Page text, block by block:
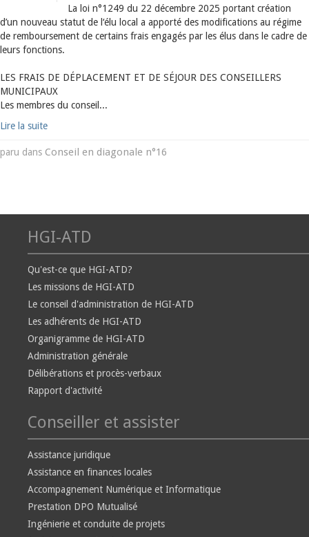
La loi n°1249 du 22 décembre 2025 portant création
d’un nouveau statut de l‘élu local a apporté des modifications au régime
de remboursement de certains frais engagés par les élus dans le cadre de
leurs fonctions.
LES FRAIS DE DÉPLACEMENT ET DE SÉJOUR DES CONSEILLERS
MUNICIPAUX
Les membres du conseil...
Lire la suite
paru dans Conseil en diagonale n°16
HGI-ATD
Qu'est-ce que HGI-ATD?
Les missions de HGI-ATD
Le conseil d'administration de HGI-ATD
Les adhérents de HGI-ATD
Organigramme de HGI-ATD
Administration générale
Délibérations et procès-verbaux
Rapport d'activité
Conseiller et assister
Assistance juridique
Assistance en finances locales
Accompagnement Numérique et Informatique
Prestation DPO Mutualisé
Ingénierie et conduite de projets